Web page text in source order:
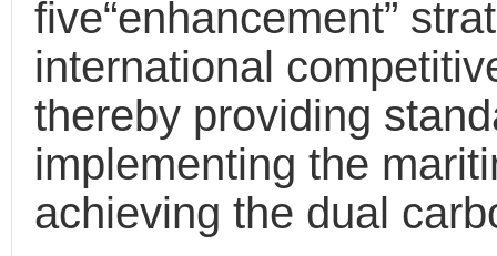
five“enhancement”
international
thereby providing
implementing the
achieving the dual